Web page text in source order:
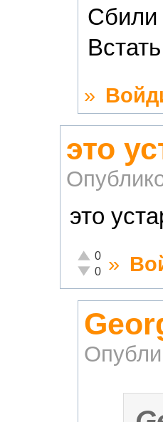
Сбили
»
это
это
Отлично!
0
Неадекватно!
0 »